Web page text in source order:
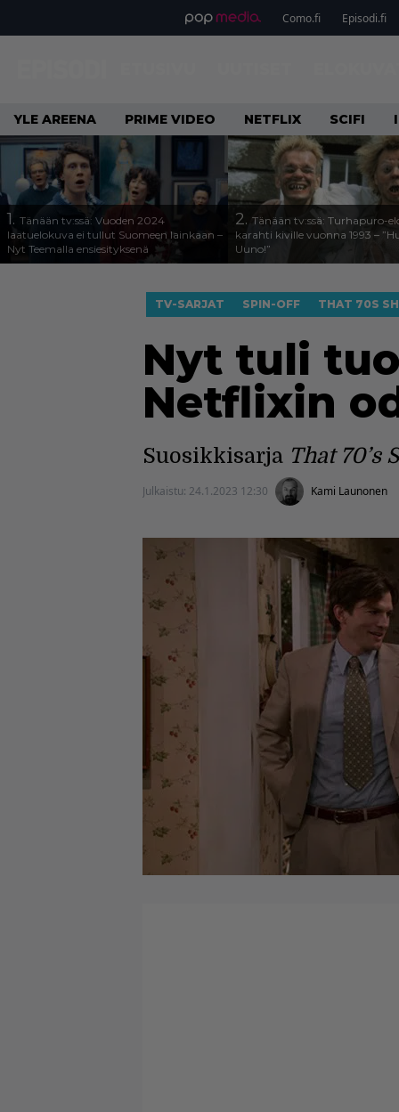
Como.fi Episodi.fi
YLE AREENA PRIME VIDEO NETFLIX SCIFI
1. Tänään tv:ssä: Vuoden 2024
laatuelokuva ei tullut Suomeen lainkaan –
Nyt Teemalla ensiesityksenä
2. Tänään tv:ssä: Turhapuro-
karahti kiville vuonna 1993 –
Uuno!”
TV-SARJAT SPIN-OFF THAT 70S
Nyt tuli
Netflixin
Suosikkisarja That 70’s
Julkaistu: 24.1.2023 12:30 Kami Launonen